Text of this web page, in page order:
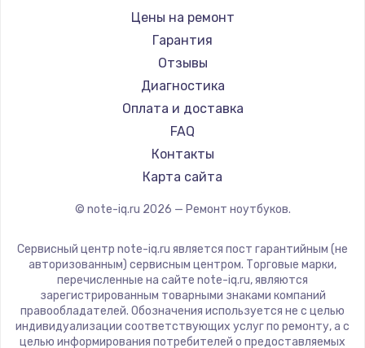
Ремонт ноутбуков iru
Ремонт ноутбуков Machenike
Ремонт ноутбуков DEXP
Ремонт ноутбуков Teclast
Ремонт ноутбуков CHUWI
Ремонт ноутбуков Colorful
Gigabyte
Aorus
Maibenben
Getac
Epson
Philips
LG
Panasonic
ZTE
Hiper
Evga
Google
Цены на ремонт
Гарантия
Отзывы
Диагностика
Оплата и доставка
FAQ
Контакты
Карта сайта
© note-iq.ru 2026 — Ремонт ноутбуков.
Сервисный центр note-iq.ru является пост гарантийным (не
авторизованным) сервисным центром. Торговые марки,
перечисленные на сайте note-iq.ru, являются
зарегистрированным товарными знаками компаний
правообладателей. Обозначения используется не с целью
индивидуализации соответствующих услуг по ремонту, а с
целью информирования потребителей о предоставляемых